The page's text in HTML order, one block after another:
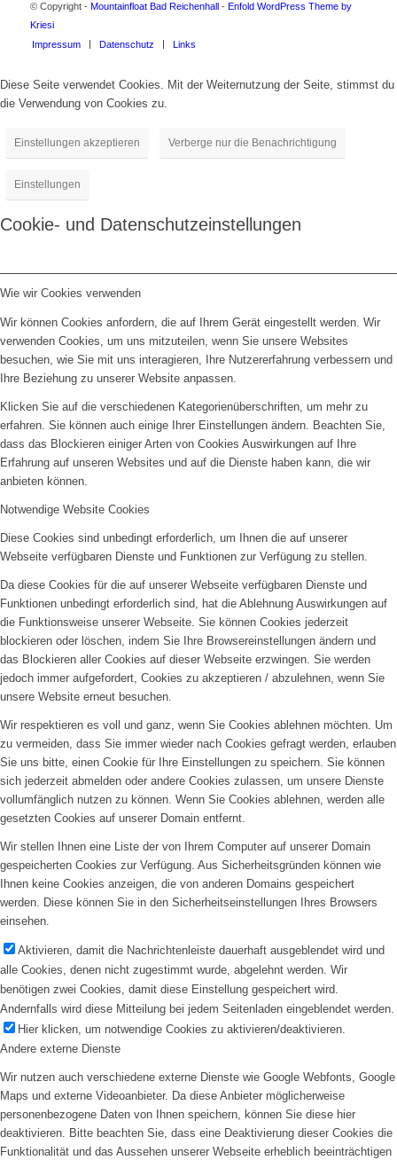
© Copyright - Mountainfloat Bad Reichenhall - Enfold WordPress Theme by
Kriesi
Impressum
Datenschutz Links
Diese Seite verwendet Cookies. Mit der Weiternutzung der Seite, stimmst du
die Verwendung von Cookies zu.
Einstellungen akzeptieren Verberge nur die Benachrichtigung
Einstellungen
Cookie- und Datenschutzeinstellungen
Wie wir Cookies verwenden
Wir können Cookies anfordern, die auf Ihrem Gerät eingestellt werden. Wir
verwenden Cookies, um uns mitzuteilen, wenn Sie unsere Websites
besuchen, wie Sie mit uns interagieren, Ihre Nutzererfahrung verbessern und
Ihre Beziehung zu unserer Website anpassen.
Klicken Sie auf die verschiedenen Kategorienüberschriften, um mehr zu
erfahren. Sie können auch einige Ihrer Einstellungen ändern. Beachten Sie,
dass das Blockieren einiger Arten von Cookies Auswirkungen auf Ihre
Erfahrung auf unseren Websites und auf die Dienste haben kann, die wir
anbieten können.
Notwendige Website Cookies
Diese Cookies sind unbedingt erforderlich, um Ihnen die auf unserer
Webseite verfügbaren Dienste und Funktionen zur Verfügung zu stellen.
Da diese Cookies für die auf unserer Webseite verfügbaren Dienste und
Funktionen unbedingt erforderlich sind, hat die Ablehnung Auswirkungen auf
die Funktionsweise unserer Webseite. Sie können Cookies jederzeit
blockieren oder löschen, indem Sie Ihre Browsereinstellungen ändern und
das Blockieren aller Cookies auf dieser Webseite erzwingen. Sie werden
jedoch immer aufgefordert, Cookies zu akzeptieren / abzulehnen, wenn Sie
unsere Website erneut besuchen.
Wir respektieren es voll und ganz, wenn Sie Cookies ablehnen möchten. Um
zu vermeiden, dass Sie immer wieder nach Cookies gefragt werden, erlauben
Sie uns bitte, einen Cookie für Ihre Einstellungen zu speichern. Sie können
sich jederzeit abmelden oder andere Cookies zulassen, um unsere Dienste
vollumfänglich nutzen zu können. Wenn Sie Cookies ablehnen, werden alle
gesetzten Cookies auf unserer Domain entfernt.
Wir stellen Ihnen eine Liste der von Ihrem Computer auf unserer Domain
gespeicherten Cookies zur Verfügung. Aus Sicherheitsgründen können wie
Ihnen keine Cookies anzeigen, die von anderen Domains gespeichert
werden. Diese können Sie in den Sicherheitseinstellungen Ihres Browsers
einsehen.
Aktivieren, damit die Nachrichtenleiste dauerhaft ausgeblendet wird und
alle Cookies, denen nicht zugestimmt wurde, abgelehnt werden. Wir
benötigen zwei Cookies, damit diese Einstellung gespeichert wird.
Andernfalls wird diese Mitteilung bei jedem Seitenladen eingeblendet werden.
Hier klicken, um notwendige Cookies zu aktivieren/deaktivieren.
Andere externe Dienste
Wir nutzen auch verschiedene externe Dienste wie Google Webfonts, Google
Maps und externe Videoanbieter. Da diese Anbieter möglicherweise
personenbezogene Daten von Ihnen speichern, können Sie diese hier
deaktivieren. Bitte beachten Sie, dass eine Deaktivierung dieser Cookies die
Funktionalität und das Aussehen unserer Webseite erheblich beeinträchtigen